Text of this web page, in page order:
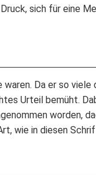
sich für eine
Da er so
Urteil bemüht.
worden,
wie in diesen